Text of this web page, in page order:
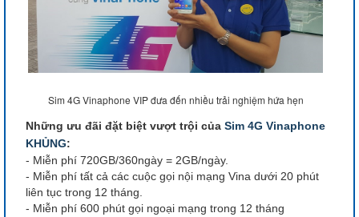
Sim 4G Vinaphone VIP đưa đến nhiều trải nghiệm hứa hẹn
Những ưu đãi đặt biệt vượt trội của Sim 4G Vinaphone
KHỦNG:
- Miễn phí 720GB/360ngày = 2GB/ngày.
- Miễn phí tất cả các cuộc gọi nội mạng Vina dưới 20 phút
liên tục trong 12 tháng.
- Miễn phí 600 phút gọi ngoại mạng trong 12 tháng